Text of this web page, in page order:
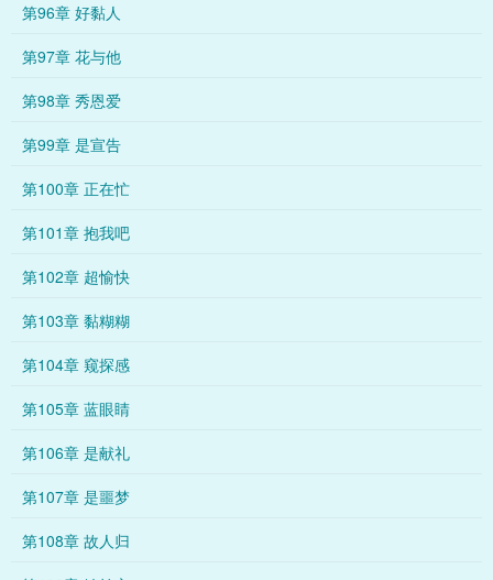
第96章 好黏人
第97章 花与他
第98章 秀恩爱
第99章 是宣告
第100章 正在忙
第101章 抱我吧
第102章 超愉快
第103章 黏糊糊
第104章 窥探感
第105章 蓝眼睛
第106章 是献礼
第107章 是噩梦
第108章 故人归